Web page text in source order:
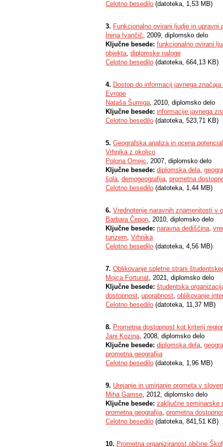
Celotno besedilo (datoteka, 1,53 MB)
3. Funkcionalno ovirani ljudje in upravni
Irena Ivančič, 2009, diplomsko delo
Ključne besede: funkcionalno ovirani
objekta, diplomske naloge
Celotno besedilo (datoteka, 664,13 KB)
4. Dostop do informacij javnega
Evrope
Nataša Šumiga, 2010, diplomsko delo
Ključne besede: informacije javnega
Celotno besedilo (datoteka, 523,71 KB)
5. Geografska analiza in ocena
Vrhnika z okolico
Polona Omejc, 2007, diplomsko delo
Ključne besede: diplomska dela,
šola, demogeografija, prometna
Celotno besedilo (datoteka, 1,44 MB)
6. Vrednotenje naravnih znamenitosti v
Barbara Čepon, 2010, diplomsko delo
Ključne besede: naravna dediščina,
turizem, Vrhnika
Celotno besedilo (datoteka, 4,56 MB)
7. Oblikovanje spletne strani
Mojca Fortunat, 2021, diplomsko delo
Ključne besede: študentska
dostopnost, uporabnost, oblikovanje
Celotno besedilo (datoteka, 11,37 MB)
8. Prometna dostopnost kot kriterij
Jani Kozina, 2008, diplomsko delo
Ključne besede: diplomska dela,
prometna geografija
Celotno besedilo (datoteka, 1,96 MB)
9. Urejanje in umirjanje prometa v
Miha Gamse, 2012, diplomsko delo
Ključne besede: zaključne seminarske
prometna geografija, prometna
Celotno besedilo (datoteka, 841,51 KB)
10. Prometna organiziranost občine